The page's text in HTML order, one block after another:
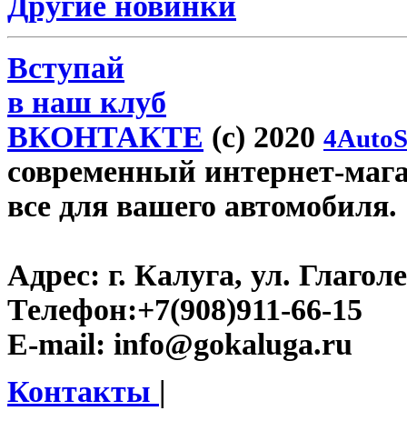
Вступай
в наш клуб
ВКОНТАКТЕ (c) 2020
современный интернет-
все для вашего автомобиля.
Адрес: г. Калуга, ул.
Телефон:+7(908)911-66-15
E-mail: info@gokaluga.ru
Контакты |